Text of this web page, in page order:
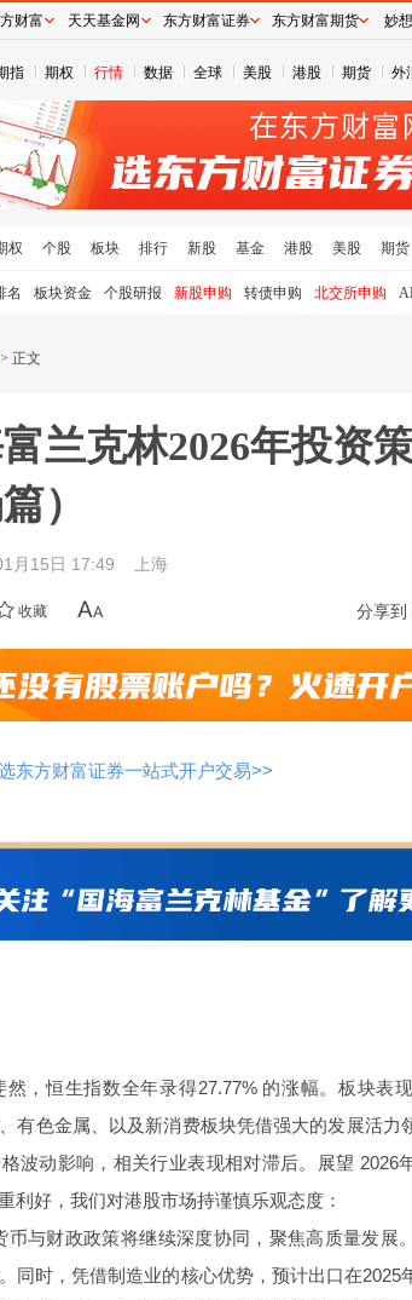
指 期权 行情 数据 全球 美股 港股 期货 外
权 个股 板块 排行 新股 基金 港股 美股 期货
名 板块资金 个股研报 新股申购 转债申购 北交所申购
> 正文
兰克林2026年投资
）
月15日 17:49 上海
分享到
收藏
东方财富证券一站式开户交易>>
然，恒生指数全年录得27.77% 的涨幅。板块表
有色金属、以及新消费板块凭借强大的发展活力
波动影响，相关行业表现相对滞后。展望 2026
利好，我们对港股市场持谨慎乐观态度：
币与财政政策将继续深度协同，聚焦高质量发展
同时，凭借制造业的核心优势，预计出口在2025
财富 天天基金网 东方财富证券 东方财富期货 妙想